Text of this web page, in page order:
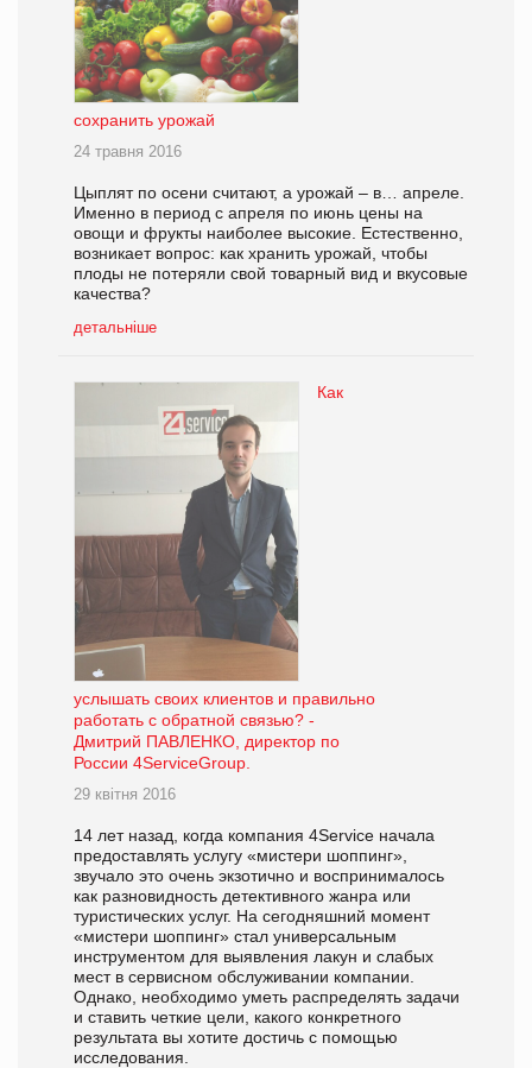
cохранить урожай
24 травня 2016
Цыплят по осени считают, а урожай – в… апреле.
Именно в период с апреля по июнь цены на
овощи и фрукты наиболее высокие. Естественно,
возникает вопрос: как хранить урожай, чтобы
плоды не потеряли свой товарный вид и вкусовые
качества?
детальніше
Как
услышать своих клиентов и правильно
работать с обратной связью? -
Дмитрий ПАВЛЕНКО, директор по
России 4ServiceGroup.
29 квітня 2016
14 лет назад, когда компания 4Service начала
предоставлять услугу «мистери шоппинг»,
звучало это очень экзотично и воспринималось
как разновидность детективного жанра или
туристических услуг. На сегодняшний момент
«мистери шоппинг» стал универсальным
инструментом для выявления лакун и слабых
мест в сервисном обслуживании компании.
Однако, необходимо уметь распределять задачи
и ставить четкие цели, какого конкретного
результата вы хотите достичь с помощью
исследования.